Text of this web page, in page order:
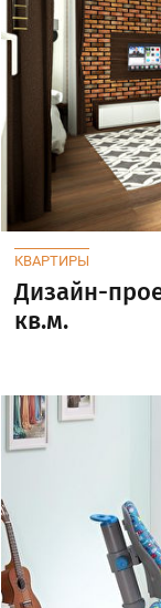
КВАРТИРЫ
Дизайн-
кв.м.